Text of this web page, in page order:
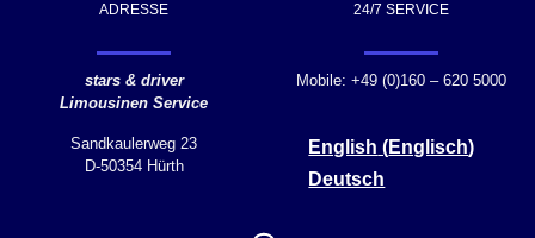
ADRESSE
stars & driver
Limousinen Service
Sandkaulerweg 23
D-50354 Hürth
24/7 SERVICE
Mobile: +49 (0)160 – 620 5000
English (Englisch)
Deutsch